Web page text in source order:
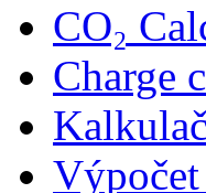
CO₂
Charge